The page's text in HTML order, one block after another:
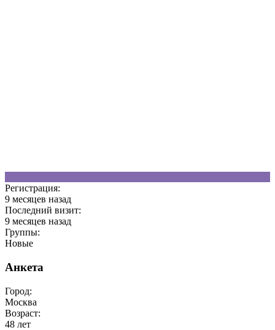
Регистрация:
9 месяцев назад
Последний визит:
9 месяцев назад
Группы:
Новые
Анкета
Город:
Москва
Возраст:
48 лет